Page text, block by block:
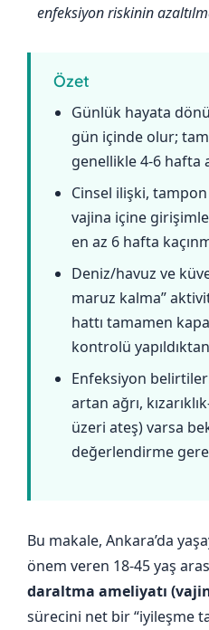
enfeksiyon riskinin
Özet
Günlük hayata
gün içinde olur;
genellikle 4-6 hafta
Cinsel ilişki,
vajina içine
en az 6 hafta
Deniz/havuz ve
maruz kalma”
hattı tamamen
kontrolü
Enfeksiyon
artan ağrı,
üzeri ateş) varsa
değerlendirme
Bu makale, Ankara’da
önem veren 18-45 yaş
daraltma ameliyatı
sürecini net bir “iyileşme